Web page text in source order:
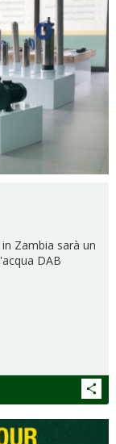
Zambia sarà un
DAB